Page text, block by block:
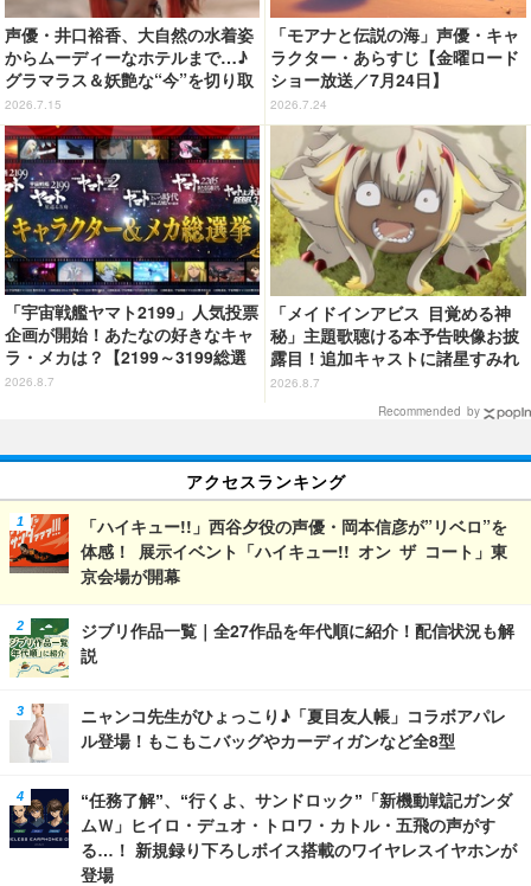
声優・井口裕香、大自然の水着姿
からムーディーなホテルまで…♪
グラマラス＆妖艶な“今”を切り取
り！3冊目写真集が発売中
2026.7.15
「モアナと伝説の海」声優・キャ
ラクター・あらすじ【金曜ロード
ショー放送／7月24日】
2026.7.24
「宇宙戦艦ヤマト2199」人気投票
企画が開始！あたなの好きなキャ
ラ・メカは？【2199～3199総選
挙】
2026.8.7
「メイドインアビス 目覚める神
秘」主題歌聴ける本予告映像お披
露目！追加キャストに諸星すみれ
&星野貴紀
2026.8.7
Recommended by
アクセスランキング
「ハイキュー!!」西谷夕役の声優・岡本信彦が”リベロ”を
体感！ 展示イベント「ハイキュー!! オン ザ コート」東
京会場が開幕
ジブリ作品一覧｜全27作品を年代順に紹介！配信状況も解
説
ニャンコ先生がひょっこり♪「夏目友人帳」コラボアパレ
ル登場！もこもこバッグやカーディガンなど全8型
“任務了解”、“行くよ、サンドロック”「新機動戦記ガンダ
ムＷ」ヒイロ・デュオ・トロワ・カトル・五飛の声がす
る…！ 新規録り下ろしボイス搭載のワイヤレスイヤホンが
登場